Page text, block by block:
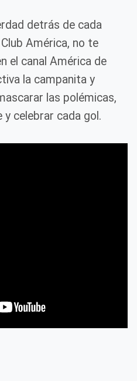
detrás de cada
América, no te
el canal América de
la campanita y
las polémicas,
celebrar cada gol.